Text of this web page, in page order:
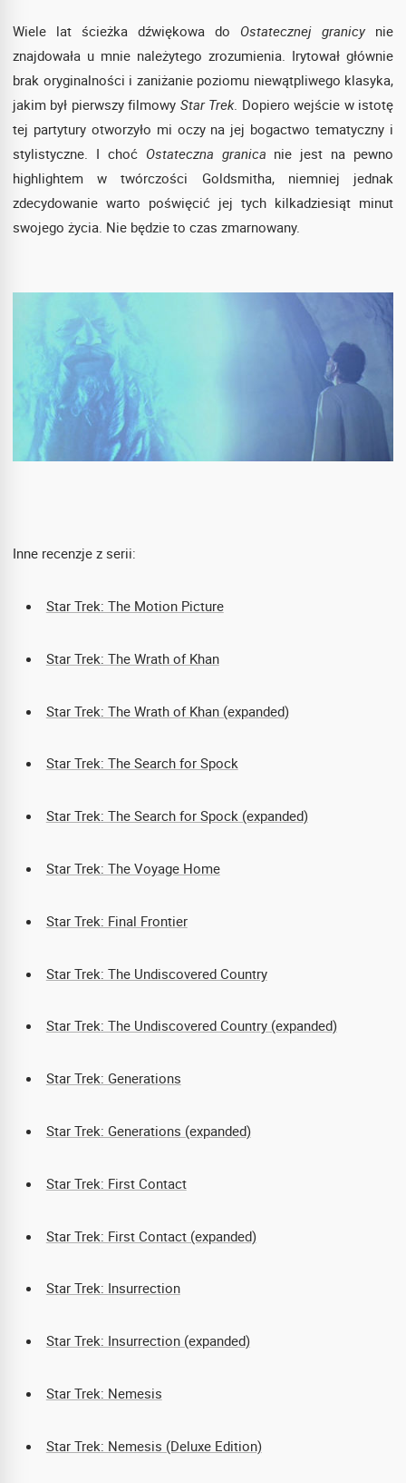
Wiele lat ścieżka dźwiękowa do Ostatecznej granicynie
znajdowała u mnie należytego zrozumienia. Irytował głównie
brak oryginalności i zaniżanie poziomu niewątpliwego klasyka,
jakim był pierwszy filmowy Star Trek. Dopiero wejście w istotę
tej partytury otworzyło mi oczy na jej bogactwo tematyczny i
stylistyczne. I choć Ostateczna granica nie jest na pewno
highlightem w twórczości Goldsmitha, niemniej jednak
zdecydowanie warto poświęcić jej tych kilkadziesiąt minut
swojego życia. Nie będzie to czas zmarnowany.
Inne recenzje z serii:
Star Trek: The Motion Picture
Star Trek: The Wrath of Khan
Star Trek: The Wrath of Khan (expanded)
Star Trek: The Search for Spock
Star Trek: The Search for Spock (expanded)
Star Trek: The Voyage Home
Star Trek: Final Frontier
Star Trek: The Undiscovered Country
Star Trek: The Undiscovered Country (expanded)
Star Trek: Generations
Star Trek: Generations (expanded)
Star Trek: First Contact
Star Trek: First Contact (expanded)
Star Trek: Insurrection
Star Trek: Insurrection (expanded)
Star Trek: Nemesis
Star Trek: Nemesis (Deluxe Edition)